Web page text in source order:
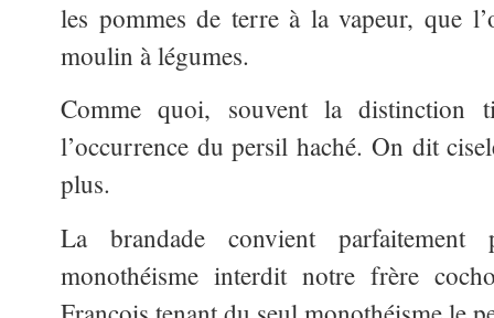
les pommes de terre à la vapeur, que
moulin à légumes.
Comme quoi, souvent la distinction
l’occurrence du persil haché. On dit
plus.
La brandade convient
monothéisme interdit notre frère